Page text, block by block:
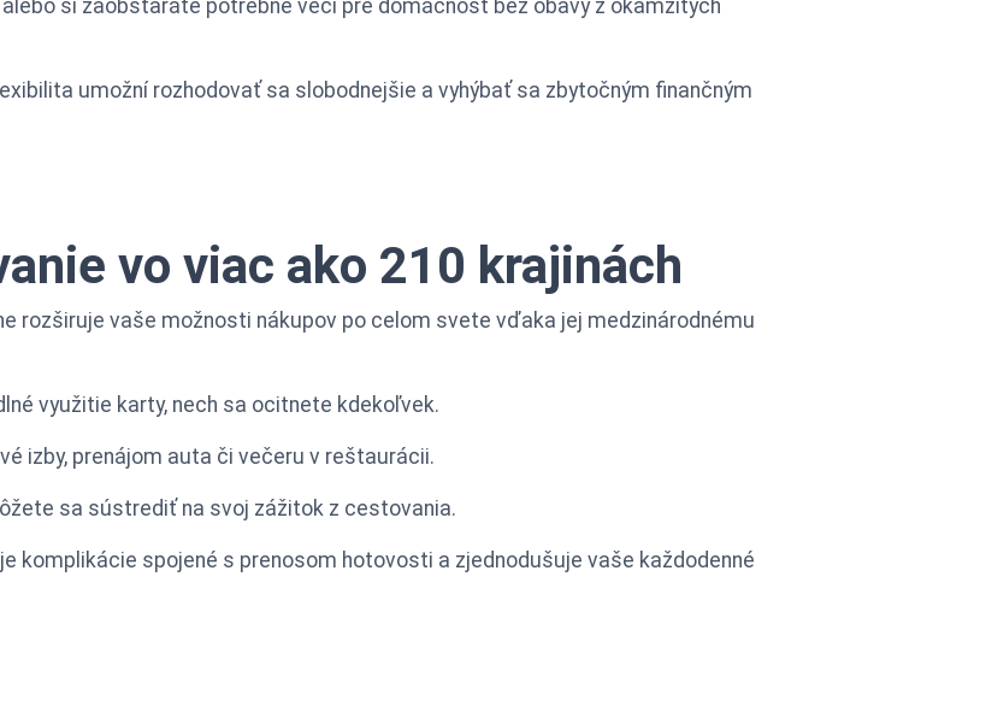
si zaobstaráte potrebné veci pre domácnosť bez obavy z okamžitých
umožní rozhodovať sa slobodnejšie a vyhýbať sa zbytočným finančným
vo viac ako 210 krajinách
rozširuje vaše možnosti nákupov po celom svete vďaka jej medzinárodnému
využitie karty, nech sa ocitnete kdekoľvek.
izby, prenájom auta či večeru v reštaurácii.
sa sústrediť na svoj zážitok z cestovania.
komplikácie spojené s prenosom hotovosti a zjednodušuje vaše každodenné